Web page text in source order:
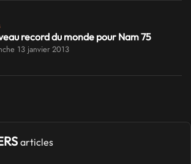
record du monde pour Nam 75
13 janvier 2013
articles